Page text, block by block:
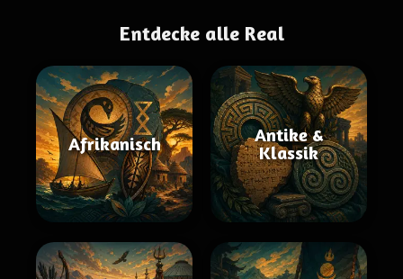
Entdecke alle Real
Afrikanisch
Antike &
Klassik